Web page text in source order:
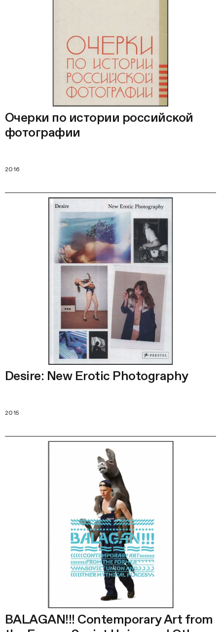
Очерки по истории российской
фотографии
2016
Desire: New Erotic Photography
2015
BALAGAN!!! Contemporary Art from